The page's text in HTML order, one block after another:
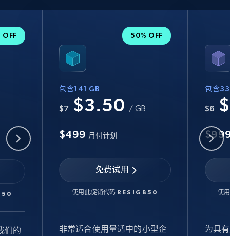
OFF
们的
50% OFF
包含141 GB
$7 $3.50 / GB
$499 月付计划
免费试用
使用此促销代码 RESIGB50
非常适合使用量适中的小型企
包含
$6
使
为具